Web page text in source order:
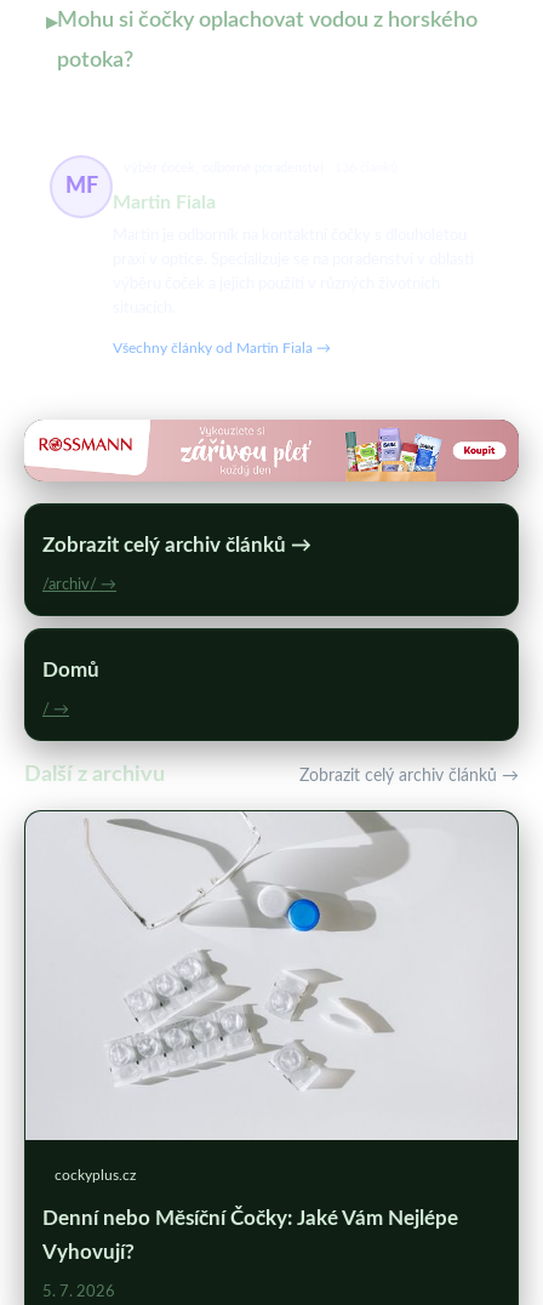
▸Mohu si čočky oplachovat vodou z horského
potoka?
MF
Martin Fiala
Všechny články od Martin Fiala →
Zobrazit celý archiv článků →
/archiv/ →
Domů
/ →
Další z archivu Zobrazit celý archiv článků →
cockyplus.cz
Denní nebo Měsíční Čočky: Jaké Vám Nejlépe
Vyhovují?
5. 7. 2026